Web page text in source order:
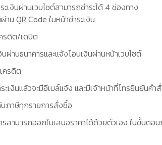
ะเงินผ่านเวบไซต์สามารถชำระได้ 4 ช่องทาง
าน QR Code ในหน้าชำระเงิน
รดิต/เดบิต
นผ่านธนาคารและแจ้งโอนเงินผ่านหน้าเวบไซต์
ครดิต
ะเงินแล้วจะมีอีเมล์แจ้ง และมีเจ้าหน้าที่โทรยืนยัน
ภาษีทุกรายการสั่งซื้อ
สามารถออกใบเสนอราคาได้ด้วยตัวเอง ในขั้นตอ